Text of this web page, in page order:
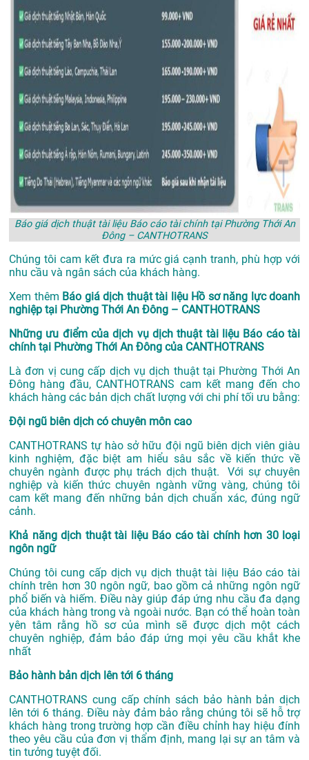
Báo giá dịch thuật tài liệu Báo cáo tài chính tại Phường Thới An
Đông – CANTHOTRANS
Chúng tôi cam kết đưa ra mức giá cạnh tranh, phù hợp với
nhu cầu và ngân sách của khách hàng.
Xem thêm Báo giá dịch thuật tài liệu Hồ sơ năng lực doanh
nghiệp tại Phường Thới An Đông – CANTHOTRANS
Những ưu điểm của dịch vụ dịch thuật tài liệu Báo cáo tài
chính tại Phường Thới An Đông của CANTHOTRANS
Là đơn vị cung cấp dịch vụdịch thuật tại Phường Thới An
Đông hàng đầu, CANTHOTRANS cam kết mang đến cho
khách hàng các bản dịch chất lượng với chi phí tối ưu bằng:
Đội ngũ biên dịch có chuyên môn cao
CANTHOTRANS tự hào sở hữu đội ngũ biên dịch viên giàu
kinh nghiệm, đặc biệt am hiểu sâu sắc về kiến thức về
chuyên ngành được phụ trách dịch thuật. Với sự chuyên
nghiệp và kiến thức chuyên ngành vững vàng, chúng tôi
cam kết mang đến những bản dịch chuẩn xác, đúng ngữ
cảnh.
Khả năng dịch thuật tài liệu Báo cáo tài chính hơn 30 loại
ngôn ngữ
Chúng tôi cung cấp dịch vụ dịch thuật tài liệu Báo cáo tài
chính trên hơn 30 ngôn ngữ, bao gồm cả những ngôn ngữ
phổ biến và hiếm. Điều này giúp đáp ứng nhu cầu đa dạng
của khách hàng trong và ngoài nước. Bạn có thể hoàn toàn
yên tâm rằng hồ sơ của mình sẽ được dịch một cách
chuyên nghiệp, đảm bảo đáp ứng mọi yêu cầu khắt khe
nhất
Bảo hành bản dịch lên tới 6 tháng
CANTHOTRANS cung cấp chính sách bảo hành bản dịch
lên tới 6 tháng. Điều này đảm bảo rằng chúng tôi sẽ hỗ trợ
khách hàng trong trường hợp cần điều chỉnh hay hiệu đính
theo yêu cầu của đơn vị thẩm định, mang lại sự an tâm và
tin tưởng tuyệt đối.